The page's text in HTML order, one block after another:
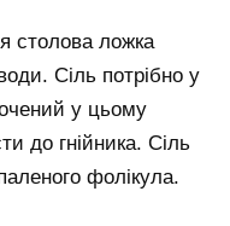
столова ложка
Сіль потрібно у
у цьому
до гнійника. Сіль
фолікула.